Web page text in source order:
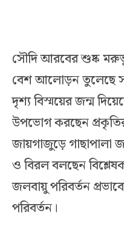
সৌদি আরবের শুষ্ক
বেশ আলোড়ন তুলেছে
দৃশ্য বিস্ময়ের জন্ম
উপভোগ করছেন প্রকৃতির
জায়গাজুড়ে গাছাপালা
ও বিরল বলছেন
জলবায়ু পরিবর্তন
পরিবর্তন।